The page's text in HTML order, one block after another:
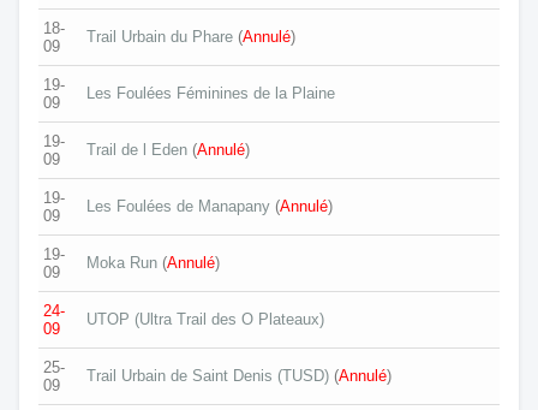
18-
09
Trail Urbain du Phare (Annulé)
19-
09
Les Foulées Féminines de la Plaine
19-
09
Trail de l Eden (Annulé)
19-
09
Les Foulées de Manapany (Annulé)
19-
09
Moka Run (Annulé)
24-
09
UTOP (Ultra Trail des O Plateaux)
25-
09
Trail Urbain de Saint Denis (TUSD) (Annulé)